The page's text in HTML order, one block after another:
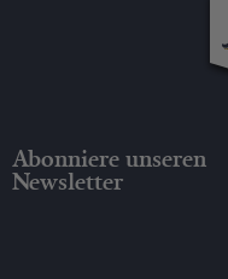
Abonniere unseren
Newsletter